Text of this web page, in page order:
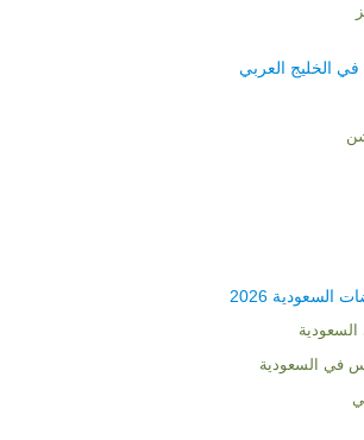
في الخليج العربي
2026
في السعودية